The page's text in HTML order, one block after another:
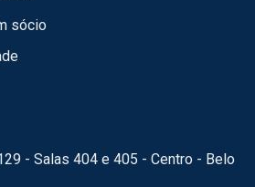
sócio
- Salas 404 e 405 - Centro - Belo